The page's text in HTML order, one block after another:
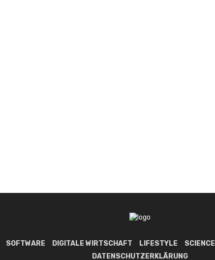
SOFTWARE DIGITALE WIRTSCHAFT LIFESTYLE SCIENCE
DATENSCHUTZERKLÄRUNG